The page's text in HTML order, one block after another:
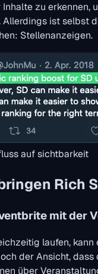
zu
ist selbst
Stellenanzeigen.
auf sichtbarkeit
Rich
mit der
laufen,
der Ansicht,
über